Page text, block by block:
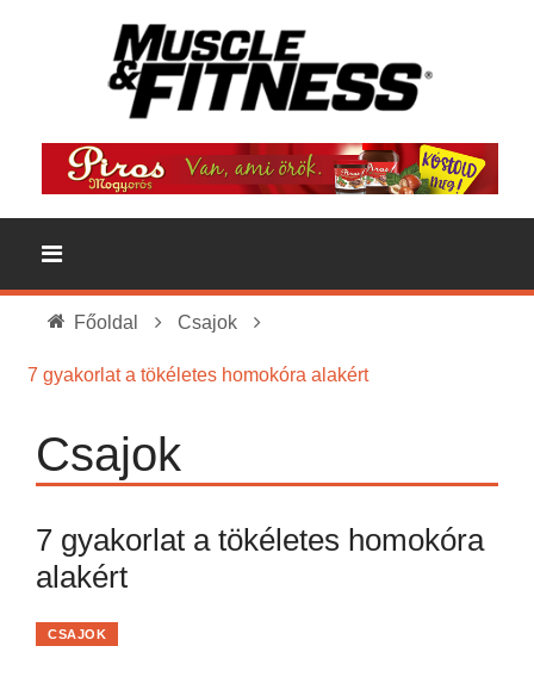
Főoldal Csajok
7 gyakorlat a tökéletes homokóra alakért
Csajok
7 gyakorlat a tökéletes homokóra
alakért
CSAJOK